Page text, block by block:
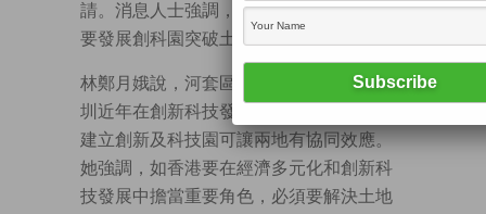
請。消息人士強調，科學園已飽和，有必
要發展創科園突破土地樽頸。
林鄭月娥說，河套區土地鄰近深圳，而深
圳近年在創新科技發展非常快，香港在此
建立創新及科技園可讓兩地有協同效應。
她強調，如香港要在經濟多元化和創新科
技發展中擔當重要角色，必須要解決土地